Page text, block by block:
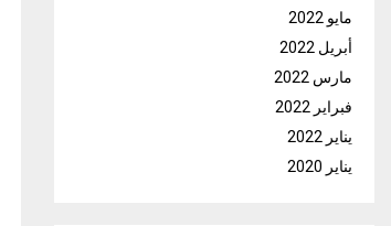
مايو 2022
أبريل 2022
مارس 2022
فبراير 2022
يناير 2022
يناير 2020